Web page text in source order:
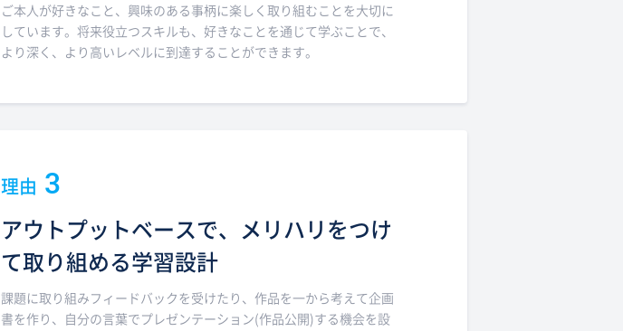
ご本人が好きなこと、興味のある事柄に楽しく取り組むことを大切に
しています。将来役立つスキルも、好きなことを通じて学ぶことで、
より深く、より高いレベルに到達することができます。
理由 3
アウトプットベースで、メリハリをつけ
て取り組める学習設計
課題に取り組みフィードバックを受けたり、作品を一から考えて企画
書を作り、自分の言葉でプレゼンテーション(作品公開)する機会を設